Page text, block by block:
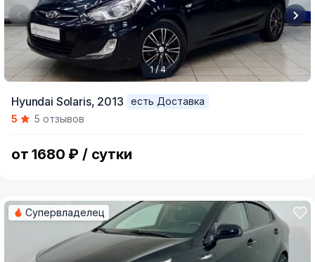
of
1 / 4
Hyundai Solaris, 2013
есть Доставка
5
5 отзывов
от 1680 ₽ / сутки
Супервладелец